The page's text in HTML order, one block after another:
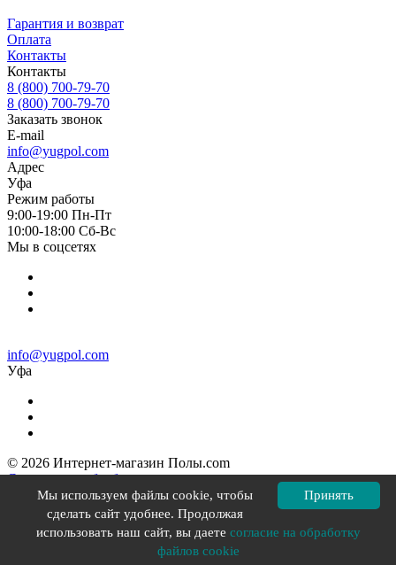
Гарантия и возврат
Оплата
Контакты
Контакты
8 (800) 700-79-70
8 (800) 700-79-70
Заказать звонок
E-mail
info@yugpol.com
Адрес
Уфа
Режим работы
9:00-19:00 Пн-Пт
10:00-18:00 Cб-Вс
Мы в соцсетях
info@yugpol.com
Уфа
© 2026 Интернет-магазин Полы.com
Согласие на обработку персональных данных
Политика конфиденциальности
Политика в отношении файлов cookie
Разработка сайта YOU-X
Принять
Мы используем файлы cookie, чтобы
сделать сайт удобнее. Продолжая
использовать наш сайт, вы даете согласие на обработку
файлов cookie